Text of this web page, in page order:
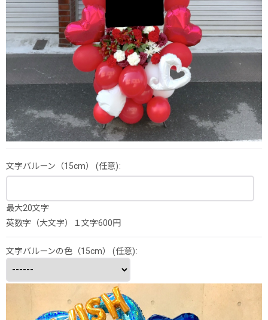
文字バルーン（15cm） (任意):
最大20文字
英数字（大文字）１文字600円
文字バルーンの色（15cm） (任意):